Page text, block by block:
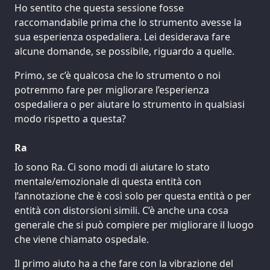
Ho sentito che questa sessione fosse
raccomandabile prima che lo strumento avesse la
sua esperienza ospedaliera. Lei desiderava fare
alcune domande, se possibile, riguardo a quelle.
Primo, se c’è qualcosa che lo strumento o noi
potremmo fare per migliorare l’esperienza
ospedaliera o per aiutare lo strumento in qualsiasi
modo rispetto a questa?
Ra
Io sono Ra. Ci sono modi di aiutare lo stato
mentale/emozionale di questa entità con
l’annotazione che è così solo per questa entità o per
entità con distorsioni simili. C’è anche una cosa
generale che si può compiere per migliorare il luogo
che viene chiamato ospedale.
Il primo aiuto ha a che fare con la vibrazione del